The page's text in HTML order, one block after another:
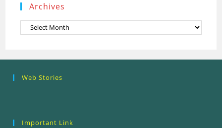
Archives
Archives
Web Stories
Ethics (शोध
Important Link